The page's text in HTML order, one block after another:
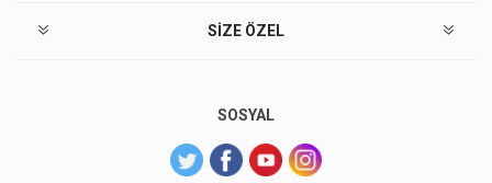
SIZE ÖZEL
SOSYAL